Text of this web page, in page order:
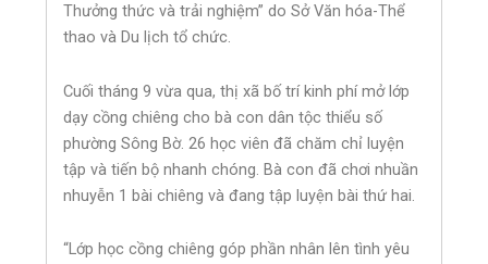
Thưởng thức và trải nghiệm” do Sở Văn hóa-Thể
thao và Du lịch tổ chức.
Cuối tháng 9 vừa qua, thị xã bố trí kinh phí mở lớp
dạy cồng chiêng cho bà con dân tộc thiểu số
phường Sông Bờ. 26 học viên đã chăm chỉ luyện
tập và tiến bộ nhanh chóng. Bà con đã chơi nhuần
nhuyễn 1 bài chiêng và đang tập luyện bài thứ hai.
“Lớp học cồng chiêng góp phần nhân lên tình yêu